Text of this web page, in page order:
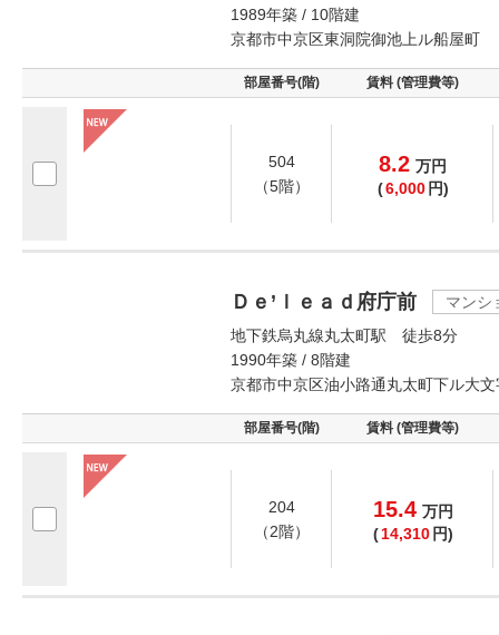
1989年築 / 10階建
京都市中京区東洞院御池上ル船屋町
部屋番号(階) 賃料 (管理費等)
504
（5階）
8.2 万円
(6,000 円)
Ｄｅ’ｌｅａｄ府庁前
マンシ
地下鉄烏丸線丸太町駅 徒歩8分
1990年築 / 8階建
京都市中京区油小路通丸太町下ル大文
部屋番号(階) 賃料 (管理費等)
204
（2階）
15.4 万円
( 14,310 円)